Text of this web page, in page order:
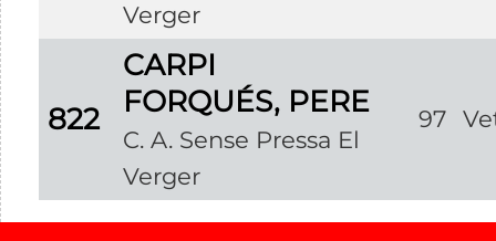
Verger
822
CARPI
FORQUÉS, PERE
C. A. Sense Pressa El
Verger
97